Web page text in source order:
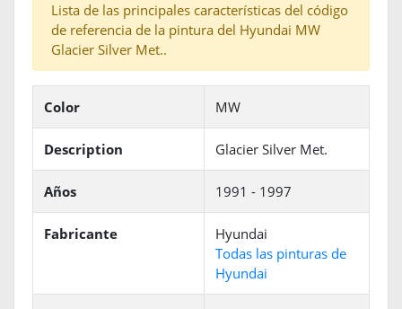
Lista de las principales características del código
de referencia de la pintura del Hyundai MW
Glacier Silver Met..
Color MW
Description Glacier Silver Met.
Años 1991 - 1997
Fabricante
Hyundai
Todas las pinturas de
Hyundai